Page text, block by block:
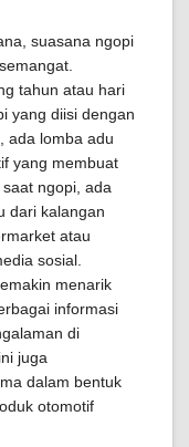
suasana ngopi
tahun atau hari
yang diisi dengan
ada lomba adu
yang membuat
ngopi, ada
dari kalangan
atau
sosial.
menarik
informasi
di
juga
dalam bentuk
otomotif